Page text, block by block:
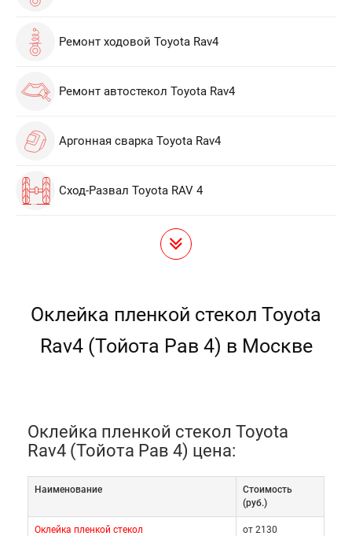
Ремонт ходовой Toyota Rav4
Ремонт автостекол Toyota Rav4
Аргонная сварка Toyota Rav4
Сход-Развал Toyota RAV 4
Оклейка пленкой стекол Toyota
Rav4 (Тойота Рав 4) в Москве
Оклейка пленкой стекол Toyota
Rav4 (Тойота Рав 4) цена:
Наименование
Cтоимость
(руб.)
Оклейка пленкой стекол от 2130